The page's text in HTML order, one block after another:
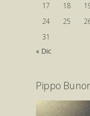
17
18
24
25
31
« Dic
Pippo